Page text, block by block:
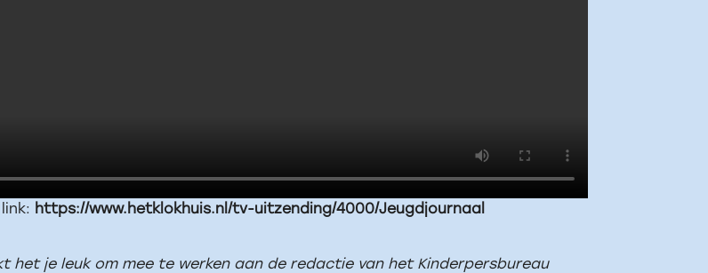
https://www.hetklokhuis.nl/tv-uitzending/4000/Jeugdjournaal
het je leuk om mee te werken aan de redactie van het Kinderpersbureau